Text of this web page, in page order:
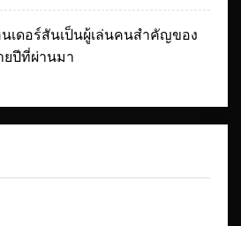
เดอร์สันเป็นผู้เล่นคนสำคัญของ
ยปีที่ผ่านมา